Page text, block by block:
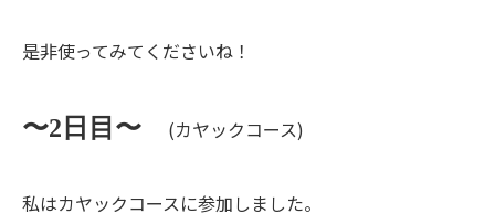
是非使ってみてくださいね！
〜2日目〜 (カヤックコース)
私はカヤックコースに参加しました。